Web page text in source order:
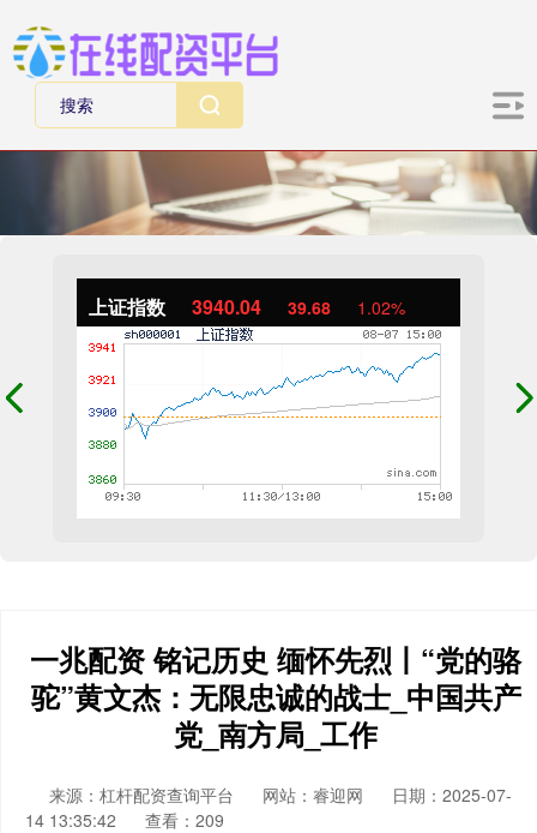
上证指数 3940.04 39.68 1.02%
一兆配资 铭记历史 缅怀先烈丨“党的骆
驼”黄文杰：无限忠诚的战士_中国共产
党_南方局_工作
来源：杠杆配资查询平台 网站：睿迎网
日期：2025-07-
14 13:35:42
查看：209